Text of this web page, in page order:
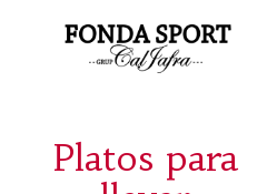
Platos para